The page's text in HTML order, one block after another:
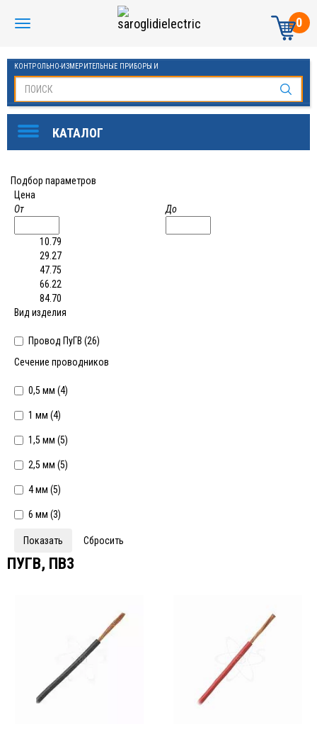
0
КОНТРОЛЬНО-ИЗМЕРИТЕЛЬНЫЕ ПРИБОРЫ И
Подбор параметров
Цена
От
До
10.79
29.27
47.75
66.22
84.70
Вид изделия
Провод ПуГВ (26)
Сечение проводников
0,5 мм (4)
1 мм (4)
1,5 мм (5)
2,5 мм (5)
4 мм (5)
6 мм (3)
ПУГВ, ПВ3